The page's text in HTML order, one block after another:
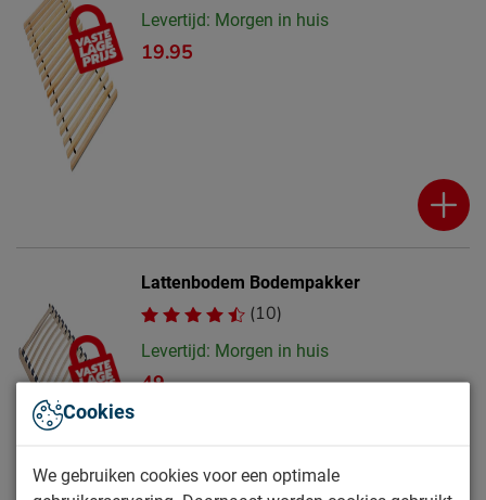
Levertijd: Morgen in huis
19.95
Lattenbodem Bodempakker
(10)
Levertijd: Morgen in huis
49.-
Cookies
We gebruiken cookies voor een optimale